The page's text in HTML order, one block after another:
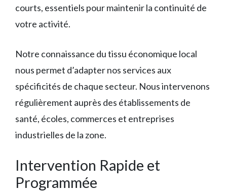
courts, essentiels pour maintenir la continuité de
votre activité.
Notre connaissance du tissu économique local
nous permet d’adapter nos services aux
spécificités de chaque secteur. Nous intervenons
régulièrement auprès des établissements de
santé, écoles, commerces et entreprises
industrielles de la zone.
Intervention Rapide et
Programmée